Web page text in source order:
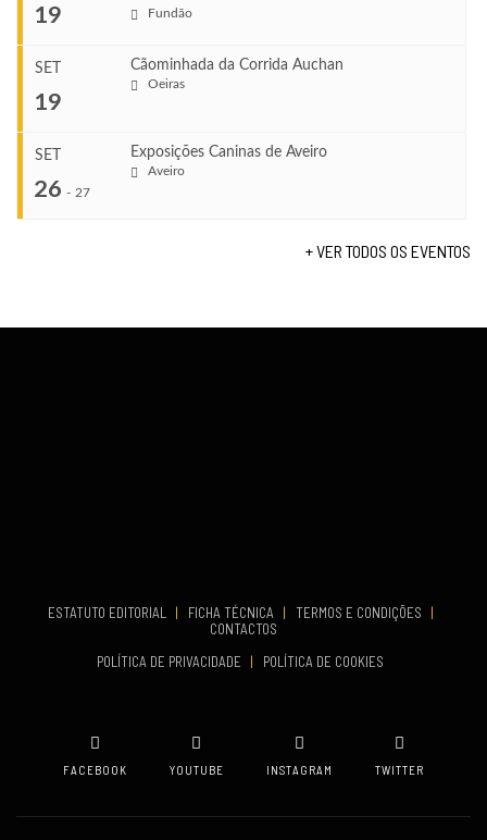
Ago 22, 2026
Ago 23, 2026
VENUE
Set 11, 2026
Set 12, 2026
VENUE
19 Fundão
Set 19, 2026
SET
19
Cãominhada da Corrida Auchan
Oeiras
SET
26 - 27
Exposições Caninas de Aveiro
Aveiro
+ VER TODOS OS EVENTOS
ESTATUTO EDITORIAL | FICHA TÉCNICA | TERMOS E CONDIÇÕES
|
CONTACTOS
POLÍTICA DE PRIVACIDADE
| POLÍTICA DE COOKIES
FACEBOOK YOUTUBE INSTAGRAM TWITTER